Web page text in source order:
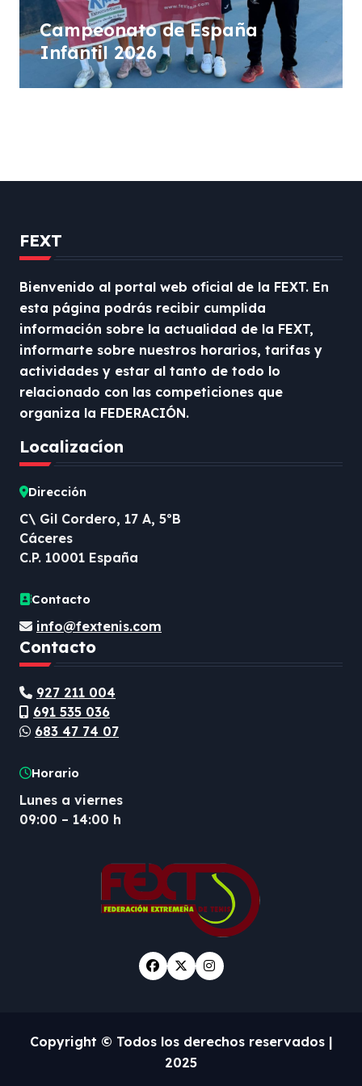
Campeonato de España
Infantil 2026
FEXT
Bienvenido al portal web oficial de la FEXT. En
esta página podrás recibir cumplida
información sobre la actualidad de la FEXT,
informarte sobre nuestros horarios, tarifas y
actividades y estar al tanto de todo lo
relacionado con las competiciones que
organiza la FEDERACIÓN.
Localizacíon
Dirección
C\ Gil Cordero, 17 A, 5ºB
Cáceres
C.P. 10001 España
Contacto
info@fextenis.com
Contacto
927 211 004
691 535 036
683 47 74 07
Horario
Lunes a viernes
09:00 – 14:00 h
Copyright © Todos los derechos reservados |
2025